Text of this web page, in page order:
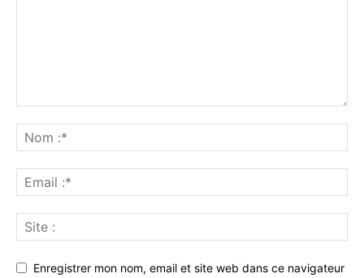
Enregistrer mon nom, email et site web dans ce navigateur